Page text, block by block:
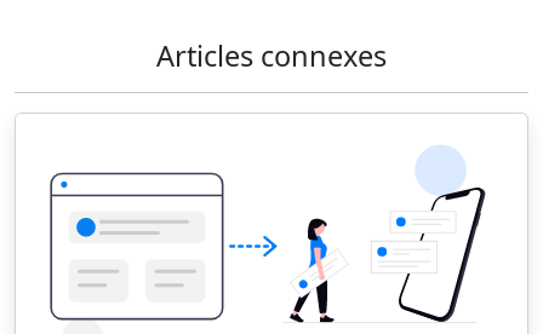
Articles connexes